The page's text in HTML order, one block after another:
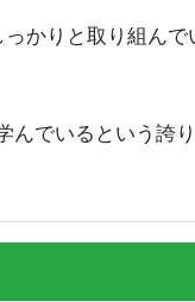
かりと取り組んで
でいるという誇